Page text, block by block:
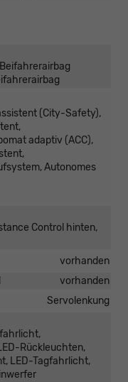
(City-Safety),
adaptiv (ACC),
Autonomes
Control hinten,
vorhanden
vorhanden
Servolenkung
Rückleuchten,
LED-Tagfahrlicht,